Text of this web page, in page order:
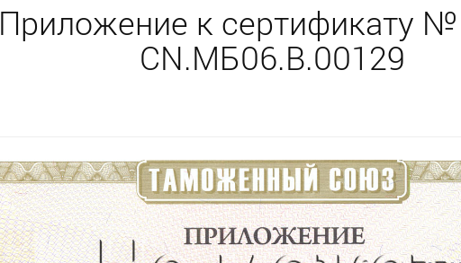
Приложение к сертификату №
CN.МБ06.B.00129